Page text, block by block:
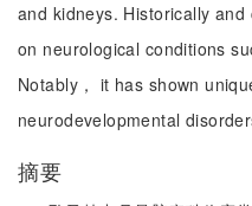
and kidneys. Historically
on neurological conditions
Notably， it has shown
neurodevelopmental
摘要